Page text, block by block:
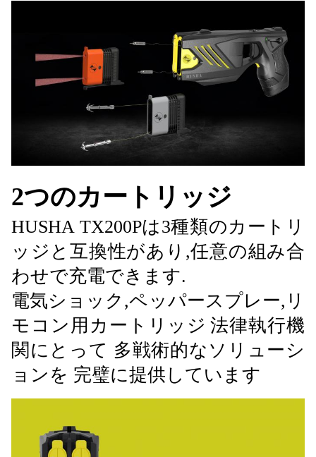
2つのカートリッジ
HUSHA TX200Pは3種類のカートリ
ッジと互換性があり,任意の組み合
わせで充電できます.
電気ショック,ペッパースプレー,リ
モコン用カートリッジ 法律執行機
関にとって 多戦術的なソリューシ
ョンを 完璧に提供しています